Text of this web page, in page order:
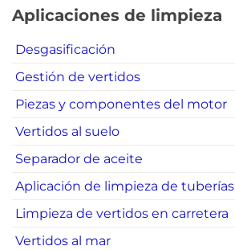
Aplicaciones de limpieza
Desgasificación
Gestión de vertidos
Piezas y componentes del motor
Vertidos al suelo
Separador de aceite
Aplicación de limpieza de tuberías
Limpieza de vertidos en carretera
Vertidos al mar